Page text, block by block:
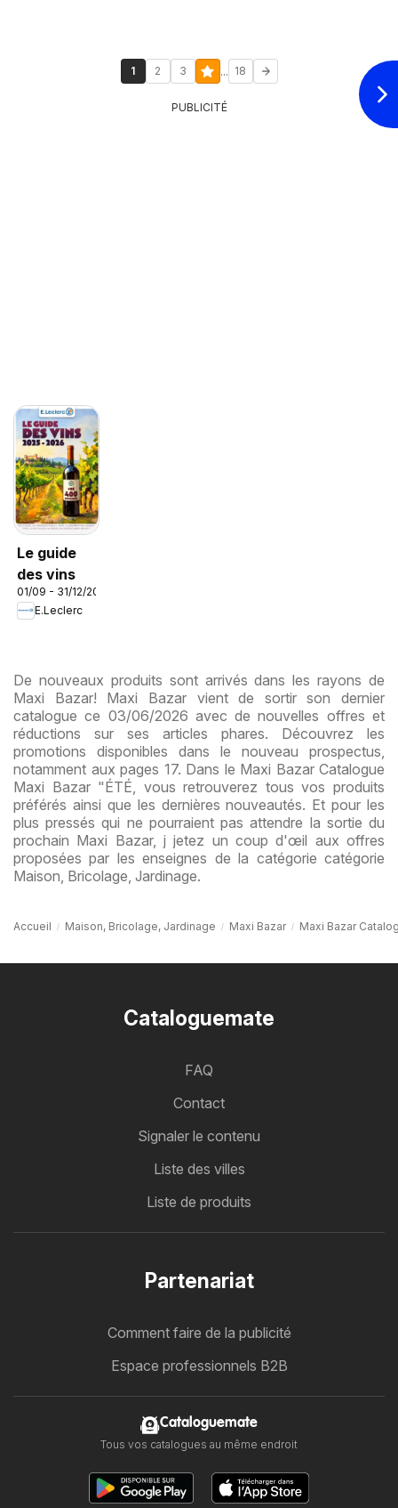
1 2 3 ... 18
PUBLICITÉ
Le guide
des vins
01/09 - 31/12/2026
E.Leclerc
De nouveaux produits sont arrivés dans les rayons de
Maxi Bazar! Maxi Bazar vient de sortir son dernier
catalogue ce 03/06/2026 avec de nouvelles offres et
réductions sur ses articles phares. Découvrez les
promotions disponibles dans le nouveau prospectus,
notamment aux pages 17. Dans le Maxi Bazar Catalogue
Maxi Bazar "ÉTÉ, vous retrouverez tous vos produits
préférés ainsi que les dernières nouveautés. Et pour les
plus pressés qui ne pourraient pas attendre la sortie du
prochain Maxi Bazar, j jetez un coup d'œil aux offres
proposées par les enseignes de la catégorie catégorie
Maison, Bricolage, Jardinage.
Accueil Maison, Bricolage, Jardinage Maxi Bazar Maxi Bazar
Cataloguemate
FAQ
Contact
Signaler le contenu
Liste des villes
Liste de produits
Partenariat
Comment faire de la publicité
Espace professionnels B2B
Cataloguemate
Tous vos catalogues au même endroit